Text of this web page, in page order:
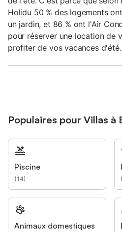
Holidu 50 % des logements
un jardin, et 86 % ont l'Air
pour réserver une location de
profiter de vos vacances d'été.
Populaires pour Villas à
Piscine
(14) (
Animaux domestiques